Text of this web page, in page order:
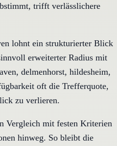
trifft verlässlichere
lohnt ein strukturierter Blick
erweiterter Radius mit
delmenhorst, hildesheim,
oft die Trefferquote,
zu verlieren.
Vergleich mit festen Kriterien
hinweg. So bleibt die